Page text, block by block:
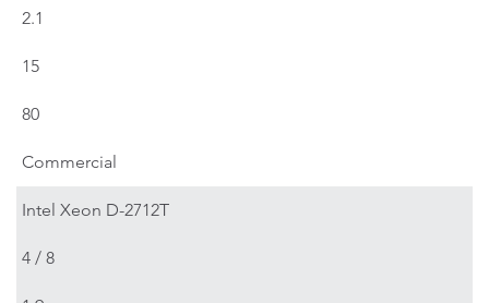
2.1
15
80
Commercial
Intel Xeon D-2712T
4 / 8